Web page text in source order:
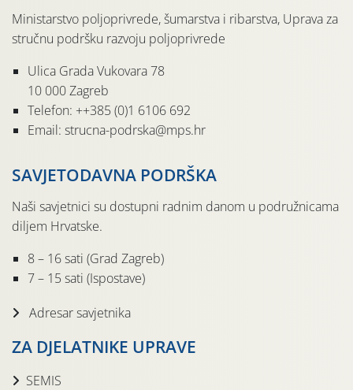
Ministarstvo poljoprivrede, šumarstva i ribarstva, Uprava za
stručnu podršku razvoju poljoprivrede
Ulica Grada Vukovara 78
10 000 Zagreb
Telefon: ++385 (0)1 6106 692
Email: strucna-podrska@mps.hr
SAVJETODAVNA PODRŠKA
Naši savjetnici su dostupni radnim danom u podružnicama
diljem Hrvatske.
8 – 16 sati (Grad Zagreb)
7 – 15 sati (Ispostave)
Adresar savjetnika
ZA DJELATNIKE UPRAVE
SEMIS